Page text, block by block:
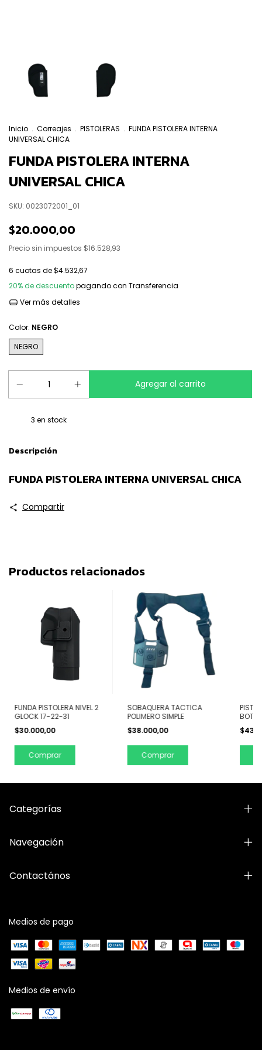
Inicio . Correajes . PISTOLERAS . FUNDA PISTOLERA INTERNA
UNIVERSAL CHICA
FUNDA PISTOLERA INTERNA
UNIVERSAL CHICA
SKU: 0023072001_01
$20.000,00
Precio sin impuestos $16.528,93
6 cuotas de$4.532,67
20% de descuentopagando con Transferencia
Ver más detalles
Color: NEGRO
NEGRO
3 en stock
Descripción
FUNDA PISTOLERA INTERNA UNIVERSAL CHICA
Compartir
Productos relacionados
FUNDA PISTOLERA NIVEL 2
GLOCK 17-22-31
$30.000,00
Comprar
SOBAQUERA TACTICA
POLIMERO SIMPLE
$38.000,00
Comprar
PX4
Categorías
Navegación
Contactános
Medios de pago
Medios de envío